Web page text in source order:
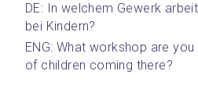
DE: In welchem Gewerk
bei Kindern?
ENG: What workshop are
of children coming there?